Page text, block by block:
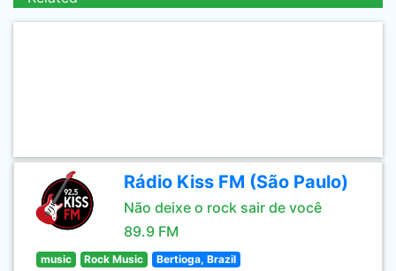
Rádio Kiss FM (São Paulo)
Não deixe o rock sair de você
89.9 FM
music Rock Music Bertioga, Brazil